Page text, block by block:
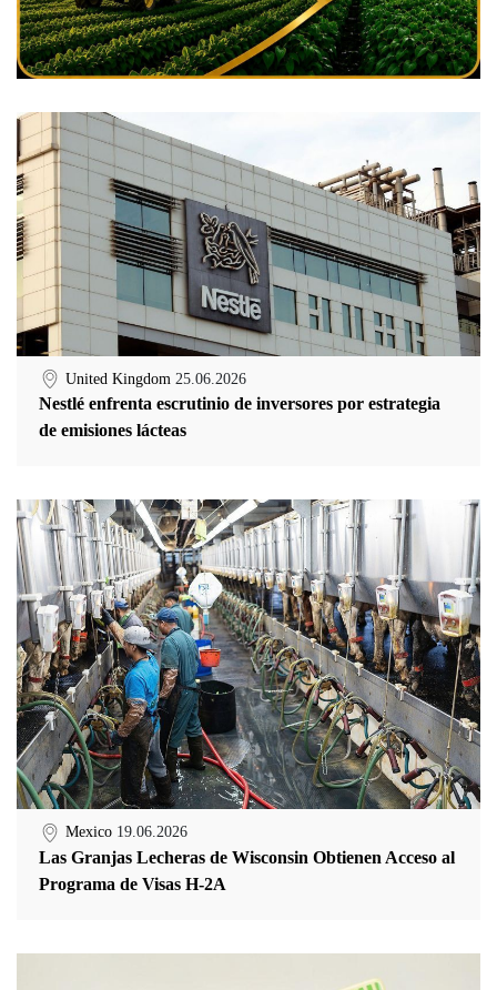
United Kingdom 25.06.2026
Nestlé enfrenta escrutinio de inversores por estrategia
de emisiones lácteas
Mexico 19.06.2026
Las Granjas Lecheras de Wisconsin Obtienen Acceso al
Programa de Visas H-2A